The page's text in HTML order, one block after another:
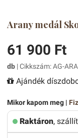
Arany medál
61 900 Ft
db | Cikkszám: AG-
Ajándék
Mikor kapom meg |
Raktáron,